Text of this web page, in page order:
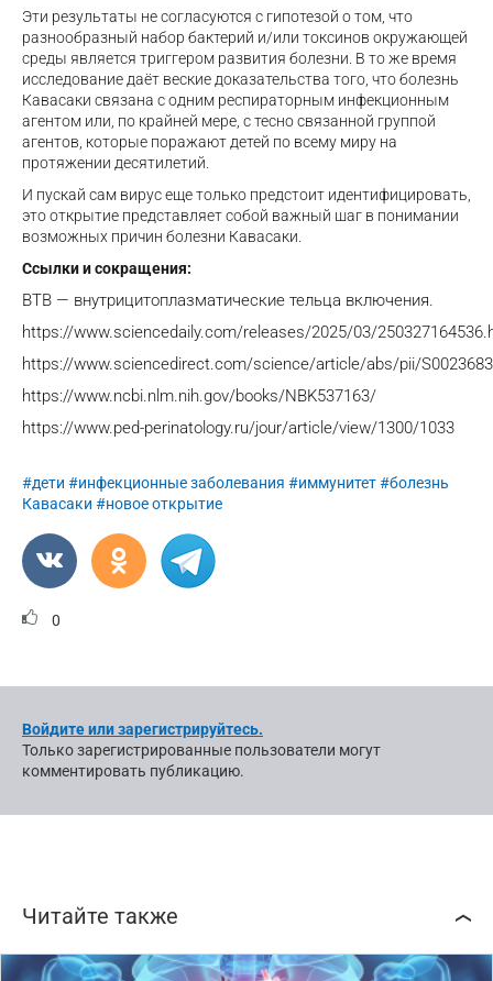
Эти результаты не согласуются с гипотезой о том, что
разнообразный набор бактерий и/или токсинов окружающей
среды является триггером развития болезни. В то же время
исследование даёт веские доказательства того, что болезнь
Кавасаки связана с одним респираторным инфекционным
агентом или, по крайней мере, с тесно связанной группой
агентов, которые поражают детей по всему миру на
протяжении десятилетий.
И пускай сам вирус еще только предстоит идентифицировать,
это открытие представляет собой важный шаг в понимании
возможных причин болезни Кавасаки.
Ссылки и сокращения:
ВТВ — внутрицитоплазматические тельца включения.
https://www.sciencedaily.com/releases/2025/03/
https://www.sciencedirect.com/science/article/abs/pii/
https://www.ncbi.nlm.nih.gov/books/NBK537163/
https://www.ped-perinatology.ru/jour/article/view/1300/1033
#дети #инфекционные заболевания #иммунитет#болезнь
Кавасаки #новое открытие
0
Войдите или зарегистрируйтесь.
Только зарегистрированные пользователи могут
комментировать публикацию.
Читайте также